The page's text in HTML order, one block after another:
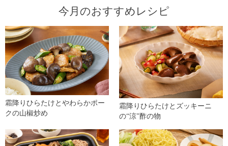
今月のおすすめレシピ
霜降りひらたけとやわらかポー
クの山椒炒め
霜降りひらたけとズッキーニ
の“涼”酢の物